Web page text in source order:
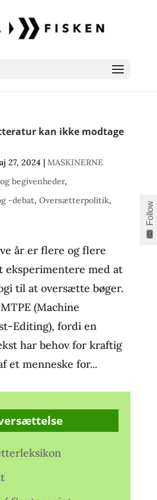
kan ikke modtage
27, 2024 | MASKINERNE
begivenheder,
-debat, Oversætterpolitik,
år er flere og flere
eksperimentere med at
til at oversætte bøger.
(Machine
Editing), fordi en
har behov for kraftig
et menneske for...
Follow